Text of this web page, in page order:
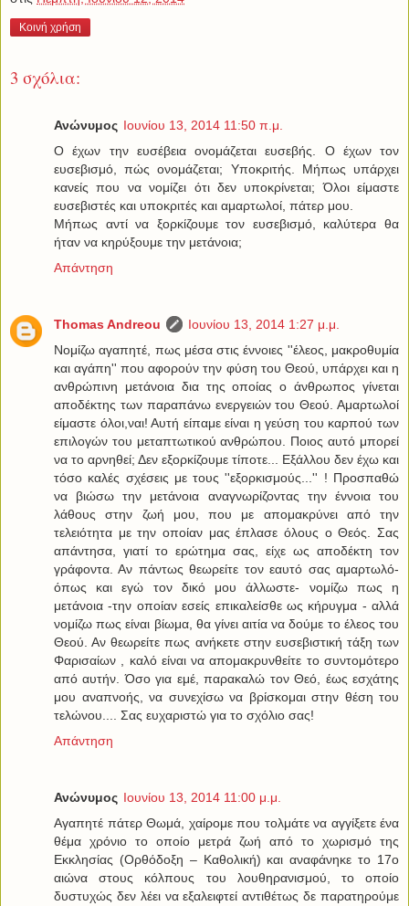
Κοινή χρήση
3 σχόλια:
Ανώνυμος Ιουνίου 13, 2014 11:50 π.μ.
Ο έχων την ευσέβεια ονομάζεται ευσεβής. Ο έχων τον
ευσεβισμό, πώς ονομάζεται; Υποκριτής. Μήπως υπάρχει
κανείς που να νομίζει ότι δεν υποκρίνεται; Όλοι είμαστε
ευσεβιστές και υποκριτές και αμαρτωλοί, πάτερ μου.
Μήπως αντί να ξορκίζουμε τον ευσεβισμό, καλύτερα θα
ήταν να κηρύξουμε την μετάνοια;
Απάντηση
Thomas Andreou
Ιουνίου 13, 2014 1:27 μ.μ.
Νομίζω αγαπητέ, πως μέσα στις έννοιες ''έλεος, μακροθυμία
και αγάπη'' που αφορούν την φύση του Θεού, υπάρχει και η
ανθρώπινη μετάνοια δια της οποίας ο άνθρωπος γίνεται
αποδέκτης των παραπάνω ενεργειών του Θεού. Αμαρτωλοί
είμαστε όλοι,ναι! Αυτή είπαμε είναι η γεύση του καρπού των
επιλογών του μεταπτωτικού ανθρώπου. Ποιος αυτό μπορεί
να το αρνηθεί; Δεν εξορκίζουμε τίποτε... Εξάλλου δεν έχω και
τόσο καλές σχέσεις με τους ''εξορκισμούς...'' ! Προσπαθώ
να βιώσω την μετάνοια αναγνωρίζοντας την έννοια του
λάθους στην ζωή μου, που με απομακρύνει από την
τελειότητα με την οποίαν μας έπλασε όλους ο Θεός. Σας
απάντησα, γιατί το ερώτημα σας, είχε ως αποδέκτη τον
γράφοντα. Αν πάντως θεωρείτε τον εαυτό σας αμαρτωλό-
όπως και εγώ τον δικό μου άλλωστε- νομίζω πως η
μετάνοια -την οποίαν εσείς επικαλείσθε ως κήρυγμα - αλλά
νομίζω πως είναι βίωμα, θα γίνει αιτία να δούμε το έλεος του
Θεού. Αν θεωρείτε πως ανήκετε στην ευσεβιστική τάξη των
Φαρισαίων , καλό είναι να απομακρυνθείτε το συντομότερο
από αυτήν. Όσο για εμέ, παρακαλώ τον Θεό, έως εσχάτης
μου αναπνοής, να συνεχίσω να βρίσκομαι στην θέση του
τελώνου.... Σας ευχαριστώ για το σχόλιο σας!
Απάντηση
Ανώνυμος Ιουνίου 13, 2014 11:00 μ.μ.
Αγαπητέ πάτερ Θωμά, χαίρομε που τολμάτε να αγγίξετε ένα
θέμα χρόνιο το οποίο μετρά ζωή από το χωρισμό της
Εκκλησίας (Ορθόδοξη – Καθολική) και αναφάνηκε το 17o
αιώνα στους κόλπους του λουθηρανισμού, το οποίο
δυστυχώς δεν λέει να εξαλειφτεί αντιθέτως δε παρατηρούμε